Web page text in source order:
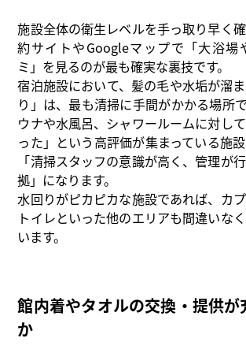
施設全体の衛生レベルを手っ取り早く
約サイトやGoogleマップで「大浴場
ミ」を見るのが最も確実な裏技です。
宿泊施設において、髪の毛や水垢が溜
り」は、最も清掃に手間がかかる場所
ウナや水風呂、シャワールームに対し
った」という高評価が集まっている施
「清掃スタッフの意識が高く、管理が
拠」になります。
水回りがピカピカな施設であれば、カ
トイレといった他のエリアも間違いな
います。
館内着やタオルの交換・提供が
か